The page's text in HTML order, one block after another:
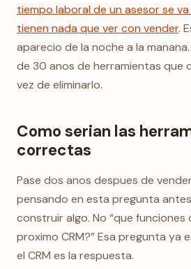
tiempo laboral de un asesor se
tienen nada que ver con vender.
aparecio de la noche a la
de 30 anos de herramientas que
vez de eliminarlo.
Como serian las
correctas
Pase dos anos despues de
pensando en esta pregunta
construir algo. No “que funciones
proximo CRM?” Esa pregunta ya
el CRM es la respuesta.